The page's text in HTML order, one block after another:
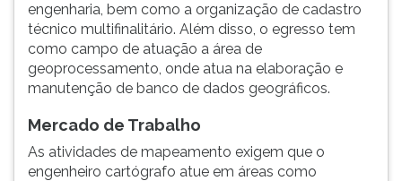
para
continuar
pressione
(primeira
direita
engenharia, bem como a organização de cadastro
técnico multifinalitário. Além disso, o egresso tem
como campo de atuação a área de
geoprocessamento, onde atua na elaboração e
manutenção de banco de dados geográficos.
Mercado de Trabalho
As atividades de mapeamento exigem que o
engenheiro cartógrafo atue em áreas como